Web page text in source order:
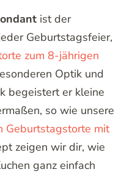
ist der
Geburtstagsfeier,
zum 8-jährigen
Optik und
begeistert er kleine
so wie unsere
Geburtstagstorte mit
zeigen wir dir, wie
ganz einfach